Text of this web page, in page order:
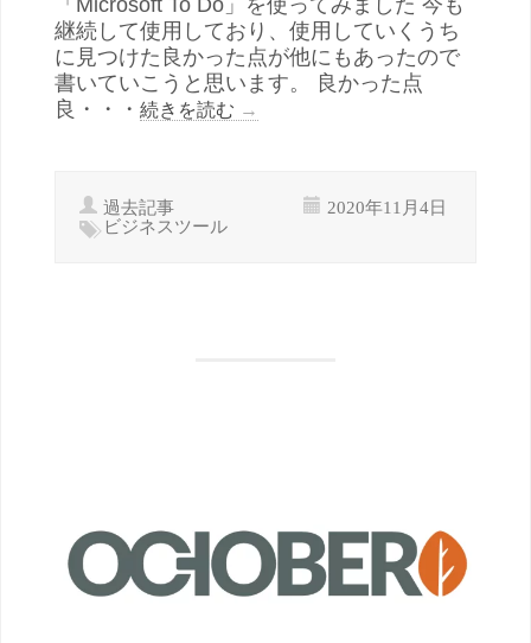
「Microsoft To Do」を使ってみました 今も
継続して使用しており、使用していくうち
に見つけた良かった点が他にもあったので
書いていこうと思います。 良かった点
良・・・ 続きを読む →
過去記事 2020年11月4日
ビジネスツール